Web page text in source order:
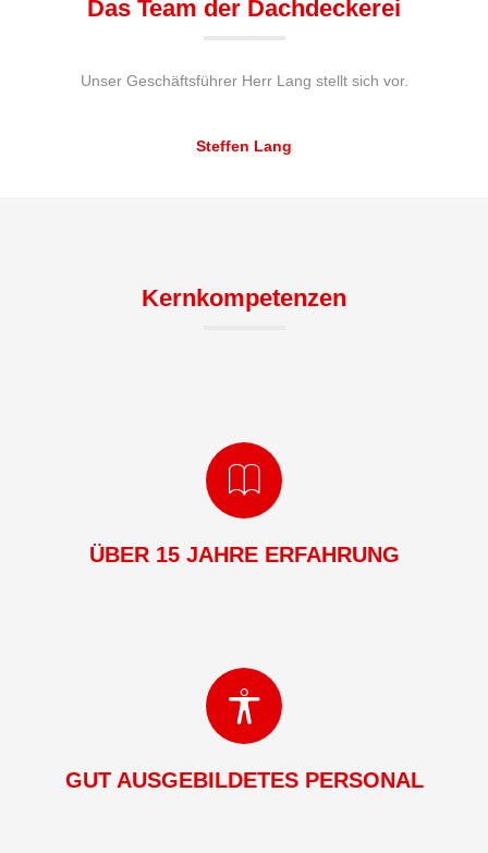
Das Team der Dachdeckerei
Unser Geschäftsführer Herr Lang stellt sich vor.
Steffen Lang
Kernkompetenzen
ÜBER 15 JAHRE ERFAHRUNG
GUT AUSGEBILDETES PERSONAL